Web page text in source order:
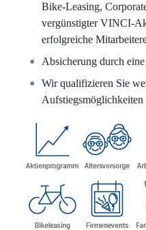
Bike-Leasing,
vergünstigter VINCI-
erfolgreiche
Absicherung durch
Wir qualifizieren Sie
Aufstiegsmöglichkeiten